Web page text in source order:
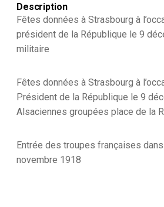
de
Clemenceau
et
novembre
1918
9
Description
Fêtes données à Strasbourg à
président de la République le 9
militaire
Fêtes données à Strasbourg à
Président de la République le 9
Alsaciennes groupées place de la
Entrée des troupes françaises
novembre 1918